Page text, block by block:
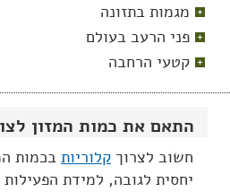
התאם את כמות המזון
חשוב לצרוך קלוריות בכמות
יחסית לגובה, למידת הפעילות
מגמות בתזונה
פני הרעב בעולם
קטעי הרחבה